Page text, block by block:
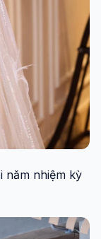
năm nhiệm kỳ